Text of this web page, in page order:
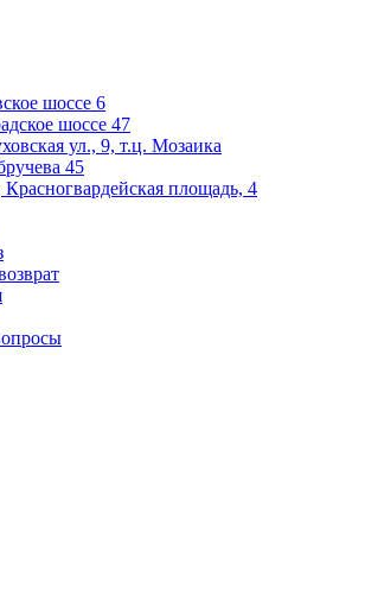
шоссе 6
шоссе 47
ул., 9, т.ц. Мозаика
45
Красногвардейская площадь, 4